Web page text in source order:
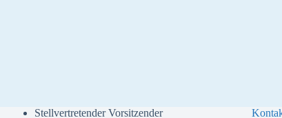
Stellvertretender Vorsitzender